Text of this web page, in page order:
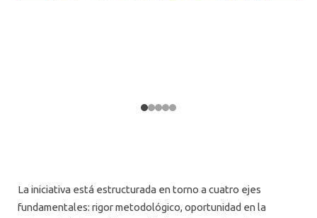
La iniciativa está estructurada en torno a cuatro ejes
fundamentales: rigor metodológico, oportunidad en la